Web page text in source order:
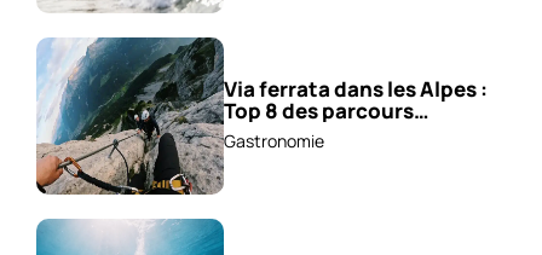
Via ferrata dans les Alpes :
Top 8 des parcours
sensationnels !
Gastronomie